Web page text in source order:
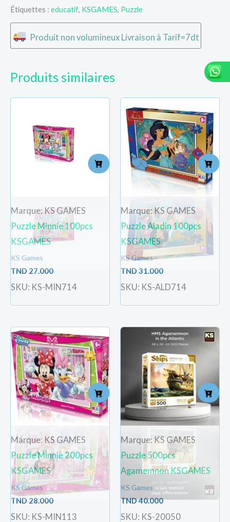
Étiquettes : educatif, KSGAMES, Puzzle
Produit non volumineux Livraison à Tarif=7dt
Produits similaires
Marque: KS GAMES
Puzzle Minnie 100pcs
KSGAMES
KS Games
TND 27.000
SKU: KS-MIN714
Marque: KS GAMES
Puzzle Aladin 100pcs
KSGAMES
KS Games
TND 31.000
SKU: KS-ALD714
Marque: KS GAMES
Puzzle Minnie 200pcs
KSGAMES
KS Games
TND 28.000
SKU: KS-MIN113
Marque: KS GAMES
Puzzle 500pcs
Agamemnon KSGAMES
KS Games
TND40.000
SKU: KS-20050